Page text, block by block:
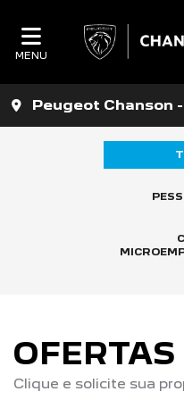
MENU
Peugeot Chanson
Clique e solicite sua